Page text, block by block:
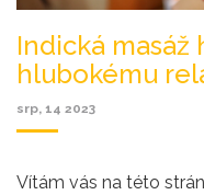
Indická masáž
hlubokému
srp, 14 2023
Vítám vás na této